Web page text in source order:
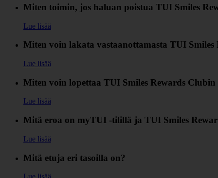
Miten toimin, jos haluan poistua TUI Smiles
Lue lisää
Miten voin lakata vastaanottamasta TUI
Lue lisää
Miten voin lopettaa TUI Smiles Rewards Clubin
Lue lisää
Mitä eroa on myTUI -tilillä ja TUI Smiles
Lue lisää
Mitä etuja eri tasoilla on?